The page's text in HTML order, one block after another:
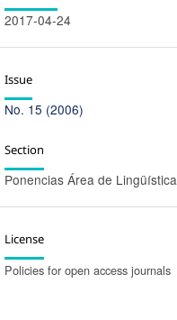
2017-04-24
Issue
No. 15 (2006)
Section
Ponencias Área de Lingüística
License
Policies for open access journals